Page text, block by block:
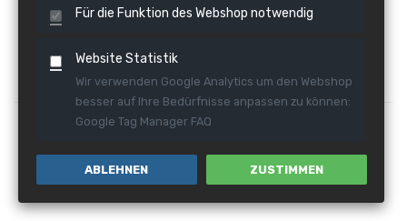
Für die Funktion des Webshop notwendig
Website Statistik
Wir verwenden Google Analytics um den Webshop
besser auf Ihre Bedürfnisse anpassen zu können:
Google Tag Manager FAQ
ABLEHNEN ZUSTIMMEN